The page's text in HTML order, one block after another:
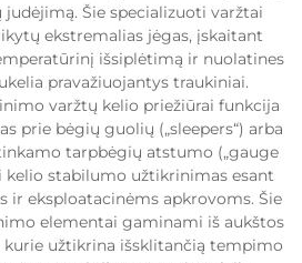
Šie specializuoti varžtai
ekstremalias jėgas, įskaitant
išsiplėtimą ir nuolatines
pravažiuojantys traukiniai.
varžtų kelio priežiūrai funkcija
prie bėgių guolių („sleepers“) arba
tarpbėgių atstumo („gauge
kelio stabilumo užtikrinimas esant
ir eksploatacinėms apkrovoms. Šie
elementai gaminami iš aukštos
kurie užtikrina išsklitančią tempimo